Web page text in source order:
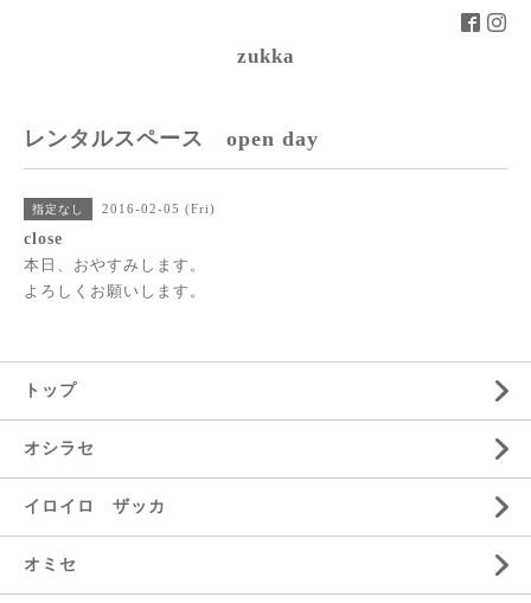
zukka
レンタルスペース open day
指定なし 2016-02-05 (Fri)
close
本日、おやすみします。
よろしくお願いします。
トップ
オシラセ
イロイロ ザッカ
オミセ